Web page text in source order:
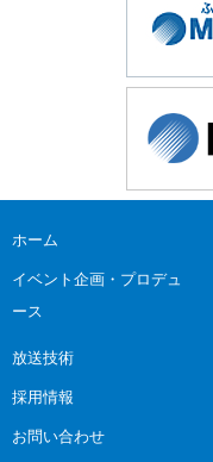
ホーム
イベント企画・プロデュ
ース
放送技術
採用情報
お問い合わせ